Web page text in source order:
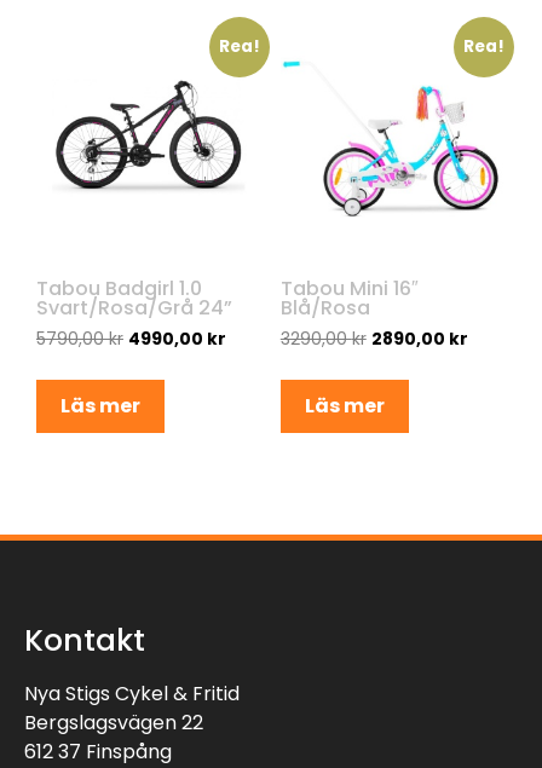
Rea!
Tabou Badgirl 1.0
Svart/Rosa/Grå 24”
5790,00kr 4990,00 kr
Läs mer
Rea!
Tabou Mini 16″
Blå/Rosa
3290,00kr 2890,00 kr
Läs mer
Kontakt
Nya Stigs Cykel & Fritid
Bergslagsvägen 22
612 37 Finspång